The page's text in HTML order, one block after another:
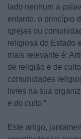
lado nenhum a
entanto, o princípio
igrejas ou
religiosa do Estado
mais relevante é:
de religião e de
comunidades
livres na sua
e do culto.”
Este artigo,